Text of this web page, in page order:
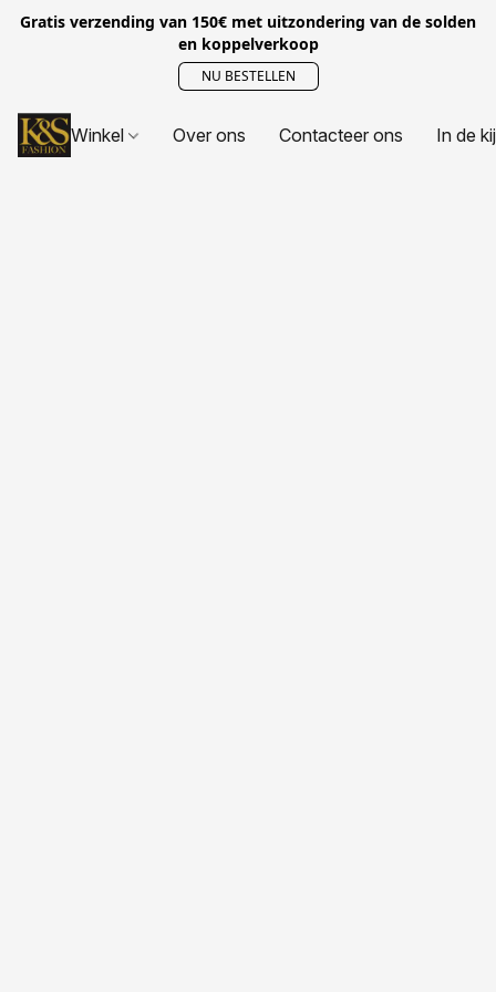
Gratis verzending van 150€ met uitzondering van de solden
en koppelverkoop
NU BESTELLEN
Winkel Over ons Contacteer ons In de